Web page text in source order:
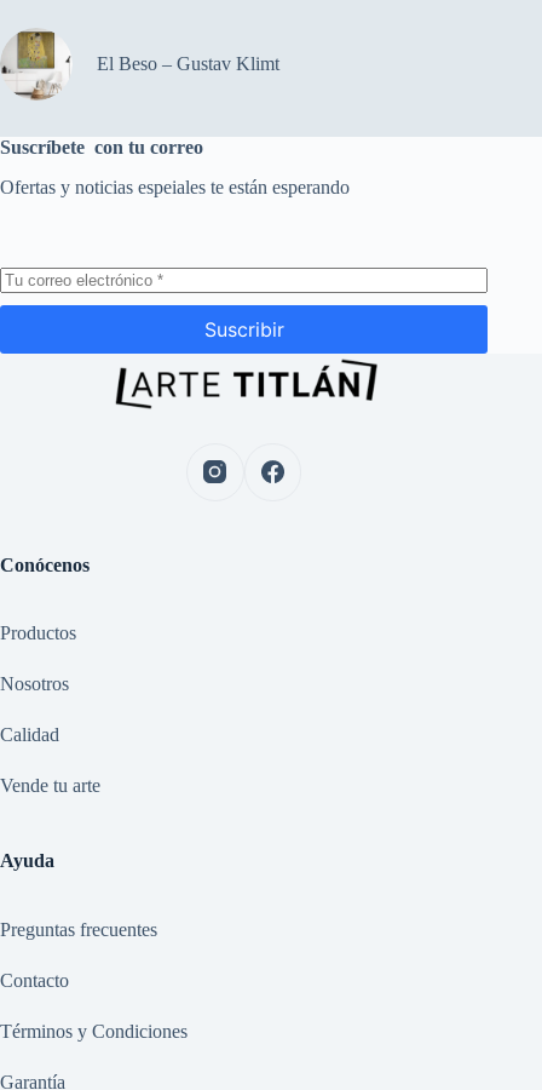
El Beso – Gustav Klimt
Suscríbete con tu correo
Ofertas y noticias espeiales te están esperando
Suscribir
Conócenos
Productos
Nosotros
Calidad
Vende tu arte
Ayuda
Preguntas frecuentes
Contacto
Términos y Condiciones
Garantía